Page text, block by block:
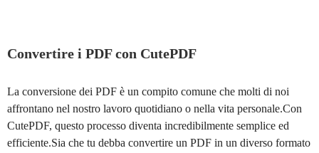
Convertire i PDF con CutePDF
La conversione dei PDF è un compito comune che molti di noi
affrontano nel nostro lavoro quotidiano o nella vita personale.Con
CutePDF, questo processo diventa incredibilmente semplice ed
efficiente.Sia che tu debba convertire un PDF in un diverso formato